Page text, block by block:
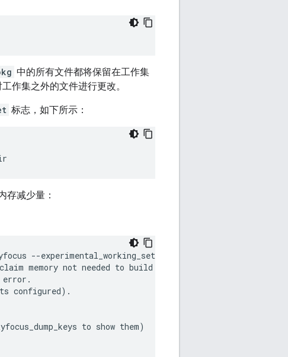
中的所有文件都将保留在工作集
作集之外的文件进行更改。
标志，如下所示：
存减少量：
--experimental_working_set dir1,dir2,dir3/subdir --
memory not needed to build the working set. Run
error.
configured).
to show them)